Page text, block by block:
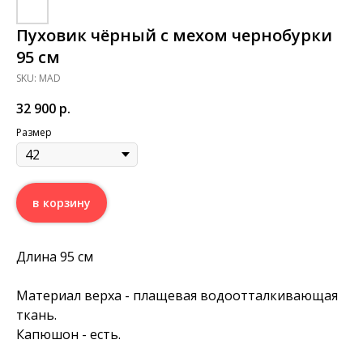
Пуховик чёрный с мехом чернобурки
95 см
SKU: MAD
32 900 р.
Размер
в корзину
Длина 95 см
Материал верха - плащевая водоотталкивающая
ткань.
Капюшон - есть.